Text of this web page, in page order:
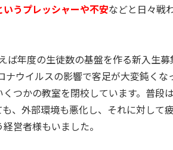
うプレッシャーや不安などと日々戦
ば年度の生徒数の基盤を作る新入生
ナウイルスの影響で客足が大変鈍くな
つかの教室を閉校しています。普段
、外部環境も悪化し、それに対して
営者様もいました。